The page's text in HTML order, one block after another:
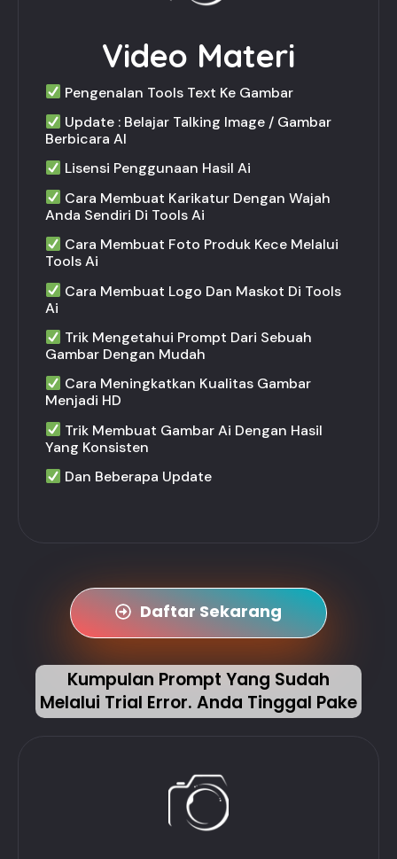
Video Materi
Pengenalan Tools Text Ke Gambar
Update : Belajar Talking Image / Gambar
Berbicara AI
Lisensi Penggunaan Hasil Ai
Cara Membuat Karikatur Dengan Wajah
Anda Sendiri Di Tools Ai
Cara Membuat Foto Produk Kece Melalui
Tools Ai
Cara Membuat Logo Dan Maskot Di Tools
Ai
Trik Mengetahui Prompt Dari Sebuah
Gambar Dengan Mudah
Cara Meningkatkan Kualitas Gambar
Menjadi HD
Trik Membuat Gambar Ai Dengan Hasil
Yang Konsisten
Dan Beberapa Update
Daftar Sekarang
Kumpulan Prompt Yang Sudah
Melalui Trial Error. Anda Tinggal Pake